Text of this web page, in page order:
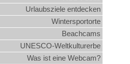
Urlaubsziele entdecken
Wintersportorte
Beachcams
UNESCO-Weltkulturerbe
Was ist eine Webcam?